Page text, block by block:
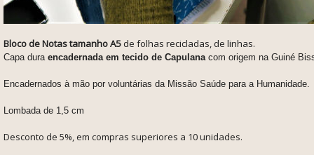
Bloco de Notas tamanho A5de folhas recicladas, de linhas.
Capa dura encadernada em tecido de Capulana com origem na Guiné
Encadernados à mão por voluntárias da Missão Saúde para a Humanidade.
Lombada de 1,5 cm
Desconto de 5%, em compras superiores a 10 unidades.